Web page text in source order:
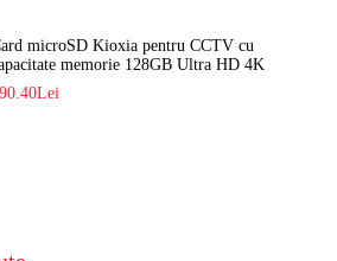
microSD Kioxia pentru CCTV cu
memorie 128GB Ultra HD 4K